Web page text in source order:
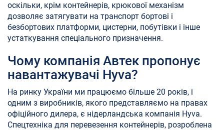
оскільки, крім контейнерів, крюкової механізм
дозволяє затягувати на транспорт бортові і
безбортових платформи, цистерни, побутівки і інше
устаткування спеціального призначення.
Чому компанія Автек пропонує
навантажувачі Hyva?
На ринку України ми працюємо більше 20 років, і
одним з виробників, якого представляємо на правах
офіційного дилера, є нідерландська компанія Hyva.
Спецтехніка для перевезення контейнерів, розроблена